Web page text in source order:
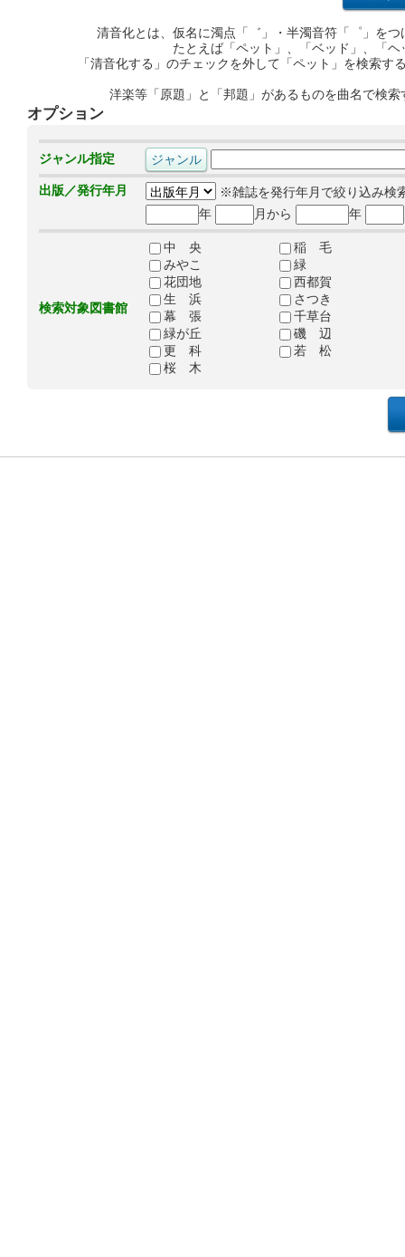
清音化とは、仮名に濁点「゛」・半濁音符「゜」を
たとえば「ペット」、「ベッド」、「
「清音化する」のチェックを外して「ペット」を検索
洋楽等「原題」と「邦題」があるものを曲名で検
オプション
ジャンル指定
出版／発行年月
※雑誌を発行年月で絞り込み検
年
月から 年
検索対象図書館
中 央
稲 毛
みやこ
緑
花団地
西都賀
生 浜
さつき
幕 張
千草台
緑が丘
磯 辺
更 科
若 松
桜 木